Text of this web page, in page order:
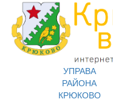
УПРАВА
РАЙОНА
КРЮКОВО